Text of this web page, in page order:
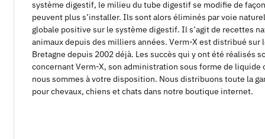
système digestif, le milieu du tube digestif se modifie de
peuvent plus s’installer. Ils sont alors éliminés par voie
globale positive sur le système digestif. Il s’agit de recettes
animaux depuis des milliers années. Verm-X est distribué sur
Bretagne depuis 2002 déjà. Les succès qui y ont été réalisés
concernant Verm-X, son administration sous forme de
nous sommes à votre disposition. Nous distribuons toute la
pour chevaux, chiens et chats dans notre boutique internet.